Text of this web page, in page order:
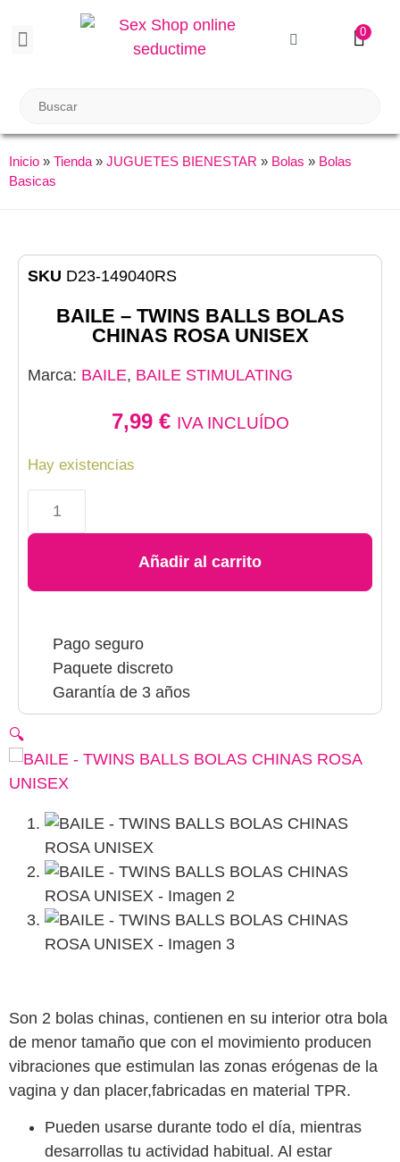
0
Inicio » Tienda » JUGUETES BIENESTAR » Bolas » Bolas
Basicas
🔍
Son 2 bolas chinas, contienen en su interior otra bola
de menor tamaño que con el movimiento producen
vibraciones que estimulan las zonas erógenas de la
vagina y dan placer,fabricadas en material TPR.
Pueden usarse durante todo el día, mientras
desarrollas tu actividad habitual. Al estar
SKU D23-149040RS
BAILE – TWINS BALLS BOLAS
CHINAS ROSA UNISEX
Marca: BAILE, BAILE STIMULATING
7,99 € IVA INCLUÍDO
Hay existencias
Añadir al carrito
Pago seguro
Paquete discreto
Garantía de 3 años